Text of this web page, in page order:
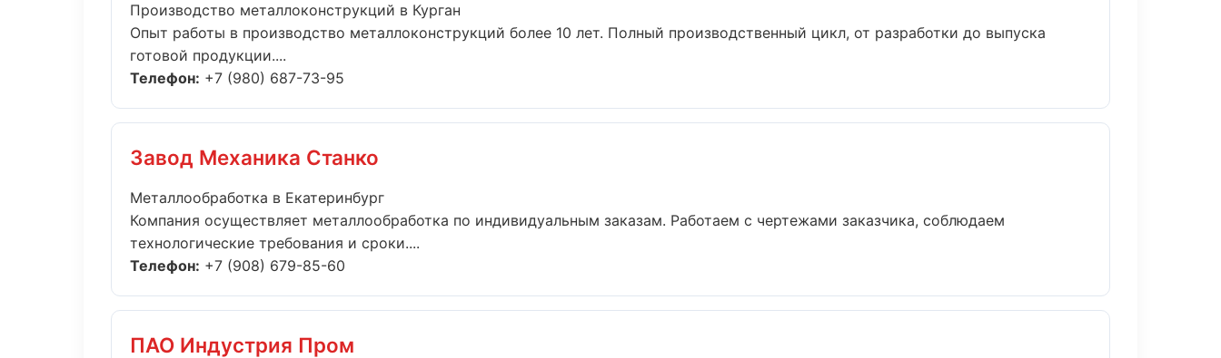
Производство металлоконструкций в Курган
Опыт работы в производство металлоконструкций более 10 лет. Полный производственный цикл, от разработки до выпуска
готовой продукции....
Телефон: +7 (980) 687-73-95
Завод Механика Станко
Металлообработка в Екатеринбург
Компания осуществляет металлообработка по индивидуальным заказам. Работаем с чертежами заказчика, соблюдаем
технологические требования и сроки....
Телефон: +7 (908) 679-85-60
ПАО Индустрия Пром